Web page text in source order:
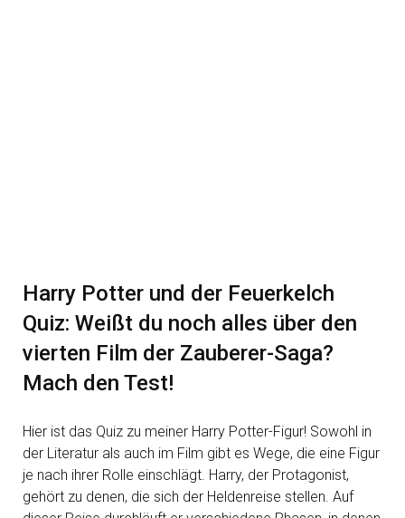
Harry Potter und der Feuerkelch
Quiz: Weißt du noch alles über den
vierten Film der Zauberer-Saga?
Mach den Test!
Hier ist das Quiz zu meiner Harry Potter-Figur! Sowohl in
der Literatur als auch im Film gibt es Wege, die eine Figur
je nach ihrer Rolle einschlägt. Harry, der Protagonist,
gehört zu denen, die sich der Heldenreise stellen. Auf